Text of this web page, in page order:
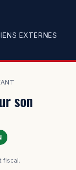
EXTERNES
son
fiscal.